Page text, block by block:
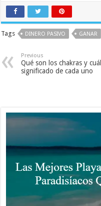
Tags DINERO PASIVO GANAR
Previous
Qué son los chakras y
significado de cada uno